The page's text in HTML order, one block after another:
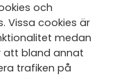
del
och
Vissa cookies är
medan
att bland annat
trafiken på